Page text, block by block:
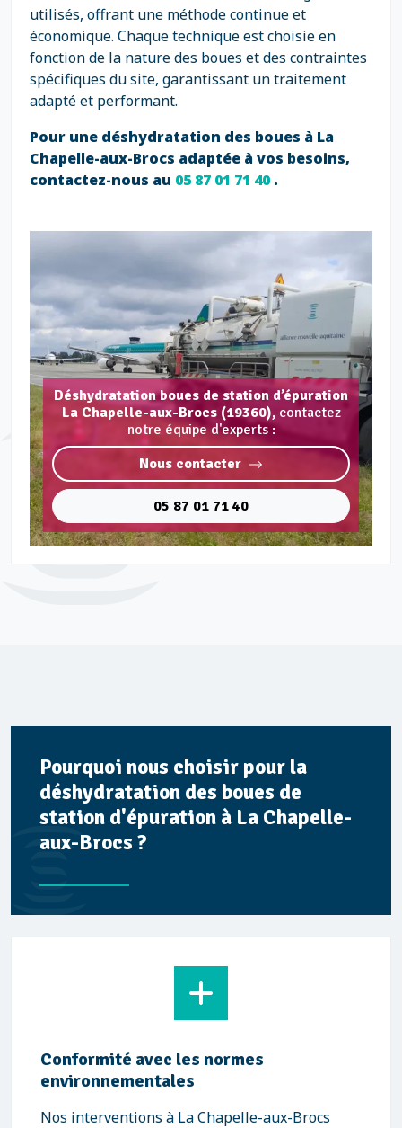
utilisés, offrant une méthode continue et
économique. Chaque technique est choisie en
fonction de la nature des boues et des contraintes
spécifiques du site, garantissant un traitement
adapté et performant.
Pour une déshydratation des boues à La
Chapelle-aux-Brocs adaptée à vos besoins,
contactez-nous au 05 87 01 71 40.
Déshydratation boues de station d’épuration
La Chapelle-aux-Brocs (19360), contactez
notre équipe d'experts :
Nous contacter
05 87 01 71 40
Pourquoi nous choisir pour la
déshydratation des boues de
station d'épuration à La Chapelle-
aux-Brocs ?
Conformité avec les normes
environnementales
Nos interventions à La Chapelle-aux-Brocs